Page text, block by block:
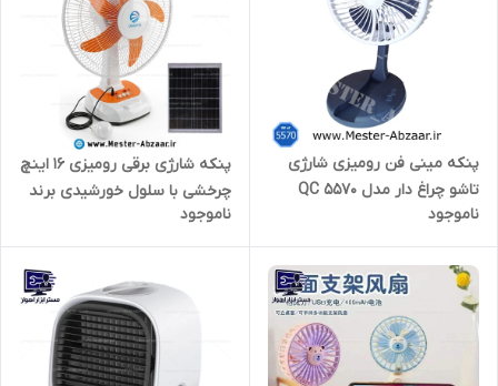
پنکه مینی فن رومیزی شارژی
تاشو چراغ دار مدل QC 5570
ناموجود
پنکه شارژی برقی رومیزی 16 اینچ
چرخشی با سلول خورشیدی برند
153S
ناموجود